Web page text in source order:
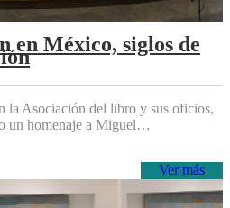
en México, siglos de
la Asociación del libro y sus oficios,
un homenaje a Miguel…
Ver más